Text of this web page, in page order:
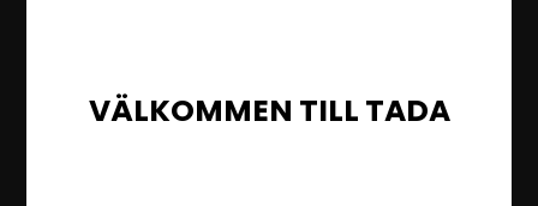
VÄLKOMMEN TILL TADA